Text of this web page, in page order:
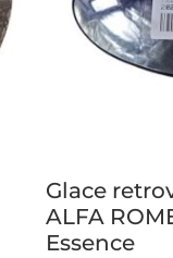
Glace
ALFA
Essence